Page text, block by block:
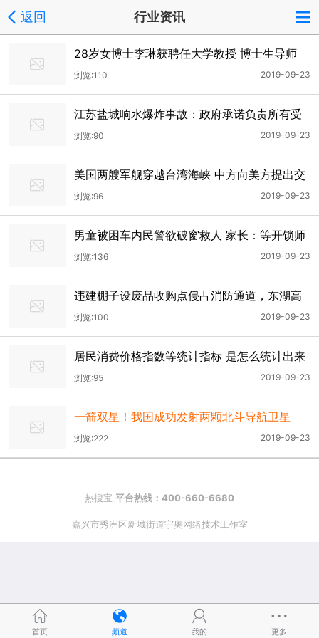
返回 行业资讯
28岁女博士李琳获聘任大学教授 博士生导师
(图)
2019-09-23
浏览:110
江苏盐城响水爆炸事故：政府承诺负责所有受
损房屋修缮
2019-09-23
浏览:90
美国两艘军舰穿越台湾海峡 中方向美方提出交
涉
2019-09-23
浏览:96
男童被困车内民警欲破窗救人 家长：等开锁师
傅
2019-09-23
浏览:136
违建棚子设废品收购点侵占消防通道，东湖高
新城管将其拆除消除隐患
2019-09-23
浏览:100
居民消费价格指数等统计指标 是怎么统计出来
的？
2019-09-23
浏览:95
一箭双星！我国成功发射两颗北斗导航卫星
2019-09-23
浏览:222
热搜宝 平台热线：400-660-6680
嘉兴市秀洲区新城街道宇奥网络技术工作室
首页 频道 我的 更多